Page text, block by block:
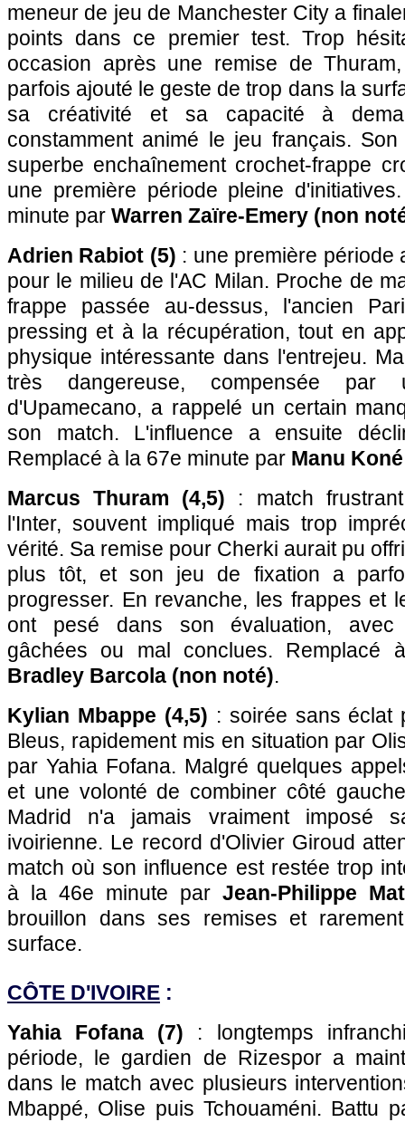
meneur de jeu de Manchester City a
points dans ce premier test. Trop
occasion après une remise de
parfois ajouté le geste de trop dans la
sa créativité et sa capacité à
constamment animé le jeu français.
superbe enchaînement crochet-frappe
une première période pleine
minute par Warren Zaïre-Emery (non
Adrien Rabiot (5) : une première période
pour le milieu de l'AC Milan. Proche de
frappe passée au-dessus, l'ancien
pressing et à la récupération, tout en
physique intéressante dans l'entrejeu.
très dangereuse, compensée par
d'Upamecano, a rappelé un certain
son match. L'influence a ensuite
Remplacé à la 67e minute par Manu
Marcus Thuram (4,5) : match
l'Inter, souvent impliqué mais trop
vérité. Sa remise pour Cherki aurait pu
plus tôt, et son jeu de fixation a
progresser. En revanche, les frappes et
ont pesé dans son évaluation, avec
gâchées ou mal conclues. Remplacé
Bradley Barcola (non noté).
Kylian Mbappe (4,5) : soirée sans éclat
Bleus, rapidement mis en situation par
par Yahia Fofana. Malgré quelques
et une volonté de combiner côté
Madrid n'a jamais vraiment imposé
ivoirienne. Le record d'Olivier Giroud
match où son influence est restée trop
à la 46e minute par Jean-Philippe
brouillon dans ses remises et
surface.
CÔTE D'IVOIRE :
Yahia Fofana (7) : longtemps
période, le gardien de Rizespor a
dans le match avec plusieurs
Mbappé, Olise puis Tchouaméni. Battu